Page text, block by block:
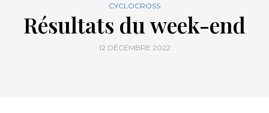
CYCLOCROSS
Résultats du week-end
12 DÉCEMBRE 2022